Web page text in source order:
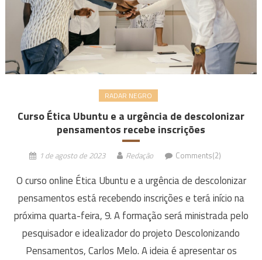
RADAR NEGRO
Curso Ética Ubuntu e a urgência de descolonizar
pensamentos recebe inscrições
1 de agosto de 2023 Redação Comments(2)
O curso online Ética Ubuntu e a urgência de descolonizar
pensamentos está recebendo inscrições e terá início na
próxima quarta-feira, 9. A formação será ministrada pelo
pesquisador e idealizador do projeto Descolonizando
Pensamentos, Carlos Melo. A ideia é apresentar os